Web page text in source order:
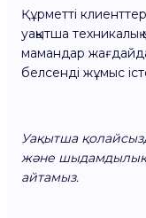
Құрметті
уақытша
мамандар
белсенді жұмыс
Уақытша
және шыдамдылық
айтамыз.